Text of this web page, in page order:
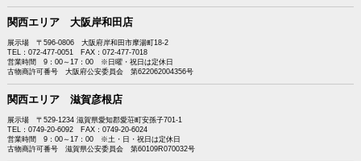
関西エリア 大阪岸和田店
展示場 〒596-0806 大阪府岸和田市摩湯町18-2
TEL：072-477-0051 FAX：072-477-7018
営業時間 9：00～17：00 ※日曜・祝日は定休日
古物商許可番号 大阪府公安委員会 第622062004356号
関西エリア 滋賀彦根店
展示場 〒529-1234 滋賀県愛知郡愛荘町安孫子701-1
TEL：0749-20-6092 FAX：0749-20-6024
営業時間 9：00～17：00 ※土・日・祝日は定休日
古物商許可番号 滋賀県公安委員会 第60109R070032号